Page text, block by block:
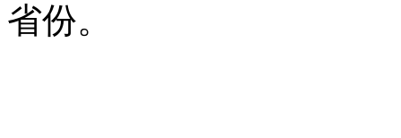
省份。